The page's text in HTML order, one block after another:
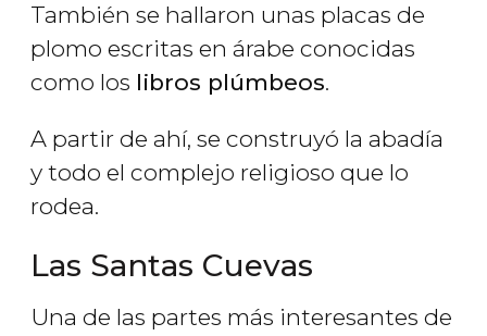
También se hallaron unas placas de
plomo escritas en árabe conocidas
como los libros plúmbeos.
A partir de ahí, se construyó la abadía
y todo el complejo religioso que lo
rodea.
Las Santas Cuevas
Una de las partes más interesantes de